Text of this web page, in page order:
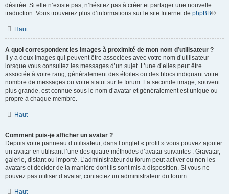
désirée. Si elle n’existe pas, n’hésitez pas à créer et partager une nouvelle
traduction. Vous trouverez plus d’informations sur le site Internet de phpBB®.
Haut
A quoi correspondent les images à proximité de mon nom d’utilisateur ?
Il y a deux images qui peuvent être associées avec votre nom d’utilisateur
lorsque vous consultez les messages d’un sujet. L’une d’elles peut être
associée à votre rang, généralement des étoiles ou des blocs indiquant votre
nombre de messages ou votre statut sur le forum. La seconde image, souvent
plus grande, est connue sous le nom d’avatar et généralement est unique ou
propre à chaque membre.
Haut
Comment puis-je afficher un avatar ?
Depuis votre panneau d’utilisateur, dans l’onglet « profil » vous pouvez ajouter
un avatar en utilisant l’une des quatre méthodes d’avatar suivantes : Gravatar,
galerie, distant ou importé. L’administrateur du forum peut activer ou non les
avatars et décider de la manière dont ils sont mis à disposition. Si vous ne
pouvez pas utiliser d’avatar, contactez un administrateur du forum.
Haut